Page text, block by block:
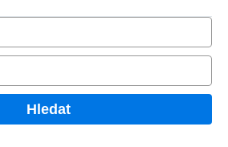
Hledat